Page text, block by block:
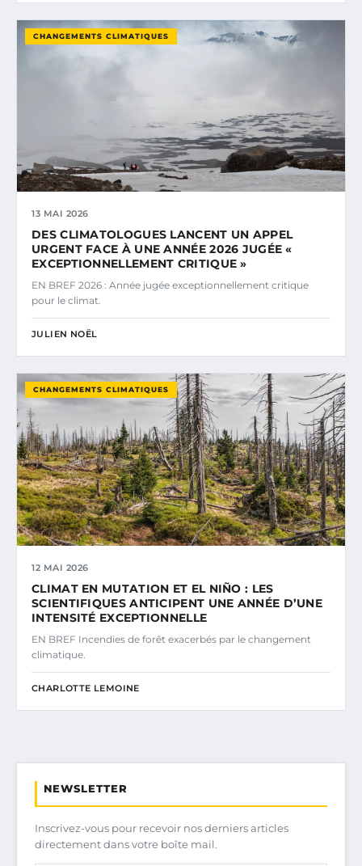
CHANGEMENTS CLIMATIQUES
13 MAI 2026
DES CLIMATOLOGUES LANCENT UN APPEL
URGENT FACE À UNE ANNÉE 2026 JUGÉE «
EXCEPTIONNELLEMENT CRITIQUE »
EN BREF 2026 : Année jugée exceptionnellement critique
pour le climat.
JULIEN NOËL
CHANGEMENTS CLIMATIQUES
12 MAI 2026
CLIMAT EN MUTATION ET EL NIÑO : LES
SCIENTIFIQUES ANTICIPENT UNE ANNÉE D’UNE
INTENSITÉ EXCEPTIONNELLE
EN BREF Incendies de forêt exacerbés par le changement
climatique.
CHARLOTTE LEMOINE
NEWSLETTER
Inscrivez-vous pour recevoir nos derniers articles
directement dans votre boîte mail.